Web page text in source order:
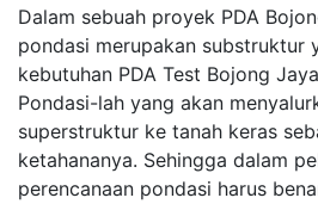
Dalam sebuah proyek PDA
pondasi merupakan substruktur
kebutuhan PDA Test Bojong
Pondasi-lah yang akan
superstruktur ke tanah keras
ketahananya. Sehingga dalam
perencanaan pondasi harus